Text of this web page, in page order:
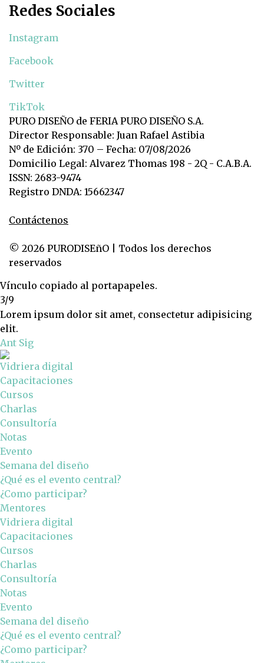
Redes Sociales
Instagram
Facebook
Twitter
TikTok
PURO DISEÑO de FERIA PURO DISEÑO S.A.
Director Responsable: Juan Rafael Astibia
Nº de Edición: 370 – Fecha: 07/08/2026
Domicilio Legal: Alvarez Thomas 198 - 2Q - C.A.B.A.
ISSN: 2683-9474
Registro DNDA: 15662347
Contáctenos
© 2026 PURODISEñO | Todos los derechos
reservados
Vínculo copiado al portapapeles.
3/9
Lorem ipsum dolor sit amet, consectetur adipisicing
elit.
Ant Sig
Vidriera digital
Capacitaciones
Cursos
Charlas
Consultoría
Notas
Evento
Semana del diseño
¿Qué es el evento central?
¿Como participar?
Mentores
Vidriera digital
Capacitaciones
Cursos
Charlas
Consultoría
Notas
Evento
Semana del diseño
¿Qué es el evento central?
¿Como participar?